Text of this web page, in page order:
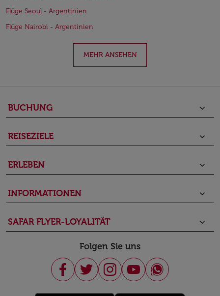
Flüge Seoul - Argentinien
Flüge Nairobi - Argentinien
MEHR ANSEHEN
BUCHUNG keyboard_arrow_down
REISEZIELE keyboard_arrow_down
ERLEBEN keyboard_arrow_down
INFORMATIONEN keyboard_arrow_down
SAFAR FLYER-LOYALITÄT keyboard_arrow_down
Folgen Sie uns